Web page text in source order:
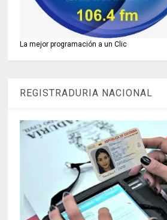
La mejor programación a un Clic
REGISTRADURIA NACIONAL